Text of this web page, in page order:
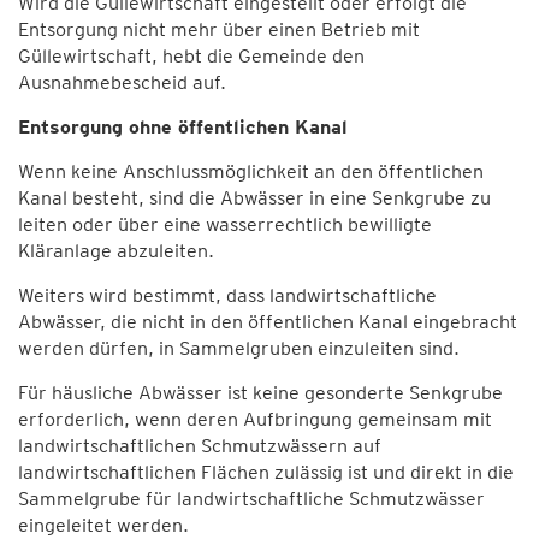
Entsorgung nicht mehr über einen Betrieb mit
Güllewirtschaft, hebt die Gemeinde den
Ausnahmebescheid auf.
Entsorgung ohne öffentlichen Kanal
Wenn keine Anschlussmöglichkeit an den öffentlichen
Kanal besteht, sind die Abwässer in eine Senkgrube zu
leiten oder über eine wasserrechtlich bewilligte
Kläranlage abzuleiten.
Weiters wird bestimmt, dass landwirtschaftliche
Abwässer, die nicht in den öffentlichen Kanal eingebracht
werden dürfen, in Sammelgruben einzuleiten sind.
Für häusliche Abwässer ist keine gesonderte Senkgrube
erforderlich, wenn deren Aufbringung gemeinsam mit
landwirtschaftlichen Schmutzwässern auf
landwirtschaftlichen Flächen zulässig ist und direkt in die
Sammelgrube für landwirtschaftliche Schmutzwässer
eingeleitet werden.